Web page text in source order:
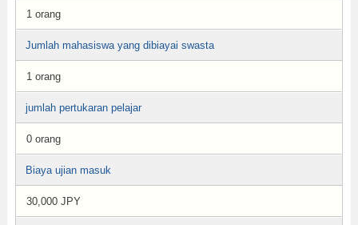
1 orang
Jumlah mahasiswa yang dibiayai swasta
1 orang
jumlah pertukaran pelajar
0 orang
Biaya ujian masuk
30,000 JPY